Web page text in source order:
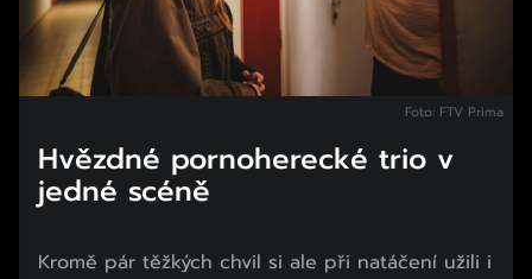
Foto: FTV Prima
Hvězdné pornoherecké trio v
jedné scéně
Kromě pár těžkých chvil si ale při natáčení užili i